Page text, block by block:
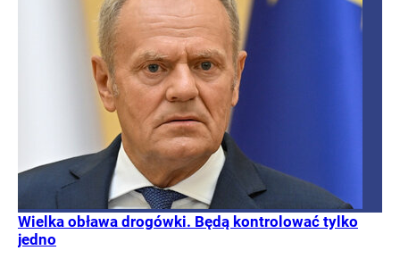
Wielka obława drogówki. Będą kontrolować tylko
jedno